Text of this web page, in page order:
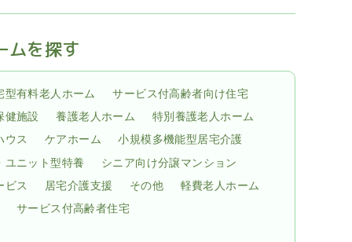
ムを探す
型有料老人ホーム
サービス付高齢者向け住宅
健施設 養護老人ホーム
特別養護老人ホーム
ウス ケアホーム
小規模多機能型居宅介護
ユニット型特養
シニア向け分譲マンション
ビス 居宅介護支援 その他
軽費老人ホーム
サービス付高齢者住宅